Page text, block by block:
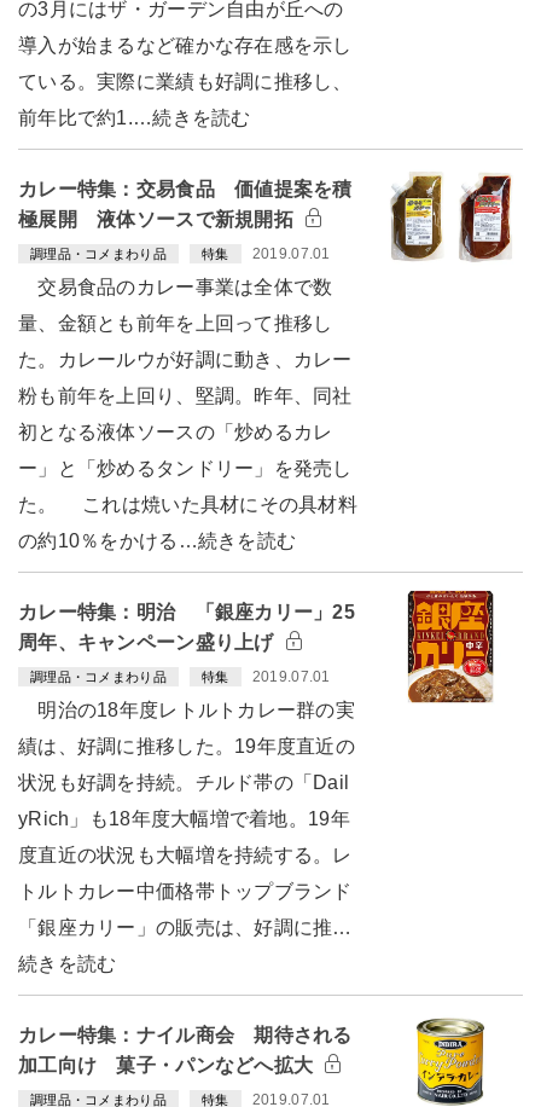
の3月にはザ・ガーデン自由が丘への
導入が始まるなど確かな存在感を示し
ている。実際に業績も好調に推移し、
前年比で約1.…続きを読む
カレー特集：交易食品 価値提案を積
極展開 液体ソースで新規開拓
調理品・コメまわり品 特集 2019.07.01
交易食品のカレー事業は全体で数
量、金額とも前年を上回って推移し
た。カレールウが好調に動き、カレー
粉も前年を上回り、堅調。昨年、同社
初となる液体ソースの「炒めるカレ
ー」と「炒めるタンドリー」を発売し
た。 これは焼いた具材にその具材料
の約10％をかける…続きを読む
カレー特集：明治 「銀座カリー」25
周年、キャンペーン盛り上げ
調理品・コメまわり品 特集 2019.07.01
明治の18年度レトルトカレー群の実
績は、好調に推移した。19年度直近の
状況も好調を持続。チルド帯の「Dail
yRich」も18年度大幅増で着地。19年
度直近の状況も大幅増を持続する。レ
トルトカレー中価格帯トップブランド
「銀座カリー」の販売は、好調に推…
続きを読む
カレー特集：ナイル商会 期待される
加工向け 菓子・パンなどへ拡大
調理品・コメまわり品 特集 2019.07.01